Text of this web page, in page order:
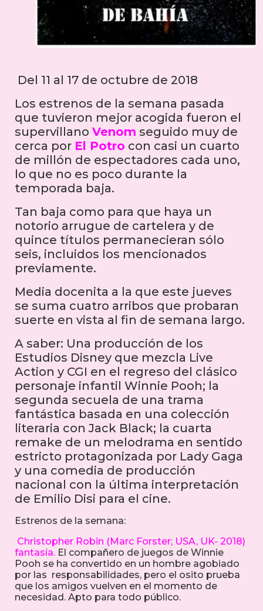
Del 11 al 17 de octubre de 2018
Los estrenos de la semana pasada
que tuvieron mejor acogida fueron el
supervillano Venom seguido muy de
cerca por El Potro con casi un cuarto
de millón de espectadores cada uno,
lo que no es poco durante la
temporada baja.
Tan baja como para que haya un
notorio arrugue de cartelera y de
quince títulos permanecieran sólo
seis, incluidos los mencionados
previamente.
Media docenita a la que este jueves
se suma cuatro arribos que probaran
suerte en vista al fin de semana largo.
A saber: Una producción de los
Estudios Disney que mezcla Live
Action y CGI en el regreso del clásico
personaje infantil Winnie Pooh; la
segunda secuela de una trama
fantástica basada en una colección
literaria con Jack Black; la cuarta
remake de un melodrama en sentido
estricto protagonizada por Lady Gaga
y una comedia de producción
nacional con la última interpretación
de Emilio Disi para el cine.
Estrenos de la semana:
Christopher Robin (Marc Forster; USA, UK- 2018)
fantasía. El compañero de juegos de Winnie
Pooh se ha convertido en un hombre agobiado
por las responsabilidades, pero el osito prueba
que los amigos vuelven en el momento de
necesidad. Apto para todo público.